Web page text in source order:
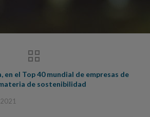
en el Top 40 mundial de empresas de
de sostenibilidad